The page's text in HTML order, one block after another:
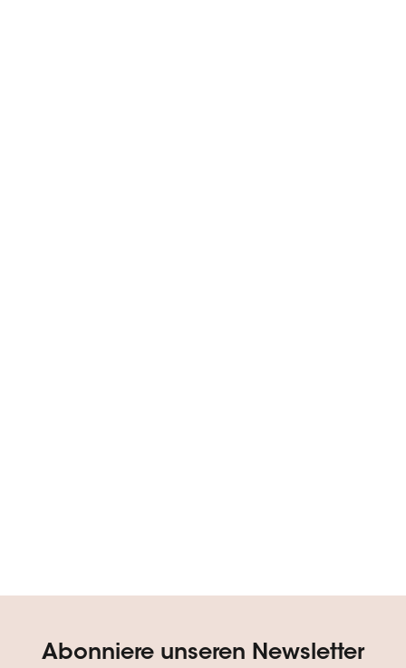
Abonniere unseren Newsletter